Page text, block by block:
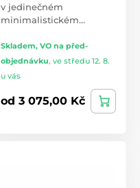
v jedinečném
minimalistickém…
Skladem, VO na před-
objednávku, ve středu 12. 8.
u vás
od 3 075,00 Kč